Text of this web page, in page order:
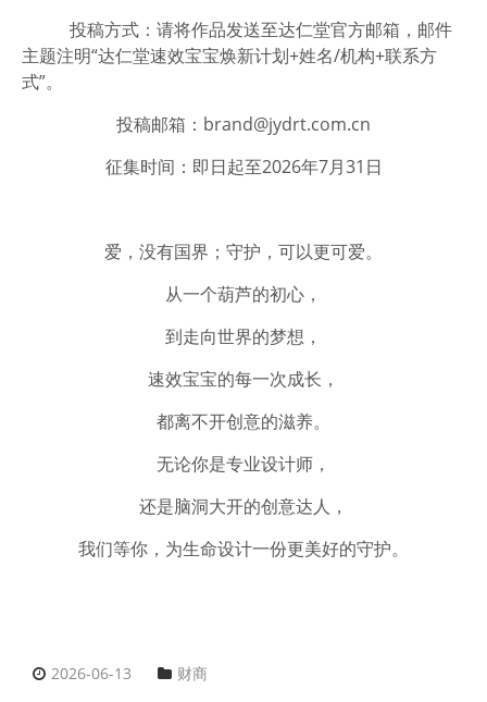
投稿方式：请将作品发送至达仁堂官方邮箱，邮件
主题注明“达仁堂速效宝宝焕新计划+姓名/机构+联系方
式”。
投稿邮箱： brand@jydrt.com.cn
征集时间：即日起至2026年7月31日
爱，没有国界；守护，可以更可爱。
从一个葫芦的初心，
到走向世界的梦想，
速效宝宝的每一次成长，
都离不开创意的滋养。
无论你是专业设计师，
还是脑洞大开的创意达人，
我们等你，为生命设计一份更美好的守护。
2026-06-13 财商